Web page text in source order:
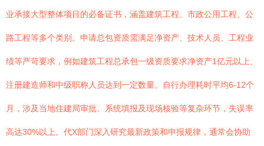
业承接大型整体项目的必备证书，涵盖建筑工程、市政公用工程、公
路工程等多个类别。申请总包资质需满足净资产、技术人员、工程业
绩等严苛要求，例如建筑工程总承包一级资质要求净资产1亿元以上、
注册建造师和中级职称人员达到一定数量。自行办理耗时平均6-12个
月，涉及当地住建局审批、系统填报及现场核验等复杂环节，失误率
高达30%以上。代X部门深入研究最新政策和申报规律，通常会协助